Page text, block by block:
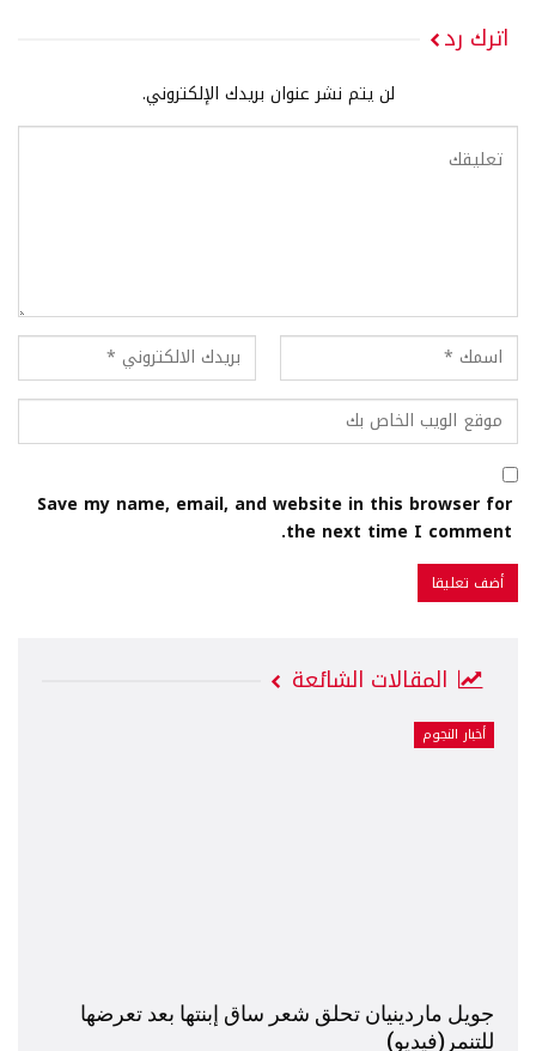
اترك رد
لن يتم نشر عنوان بريدك الإلكتروني.
Save my name, email, and website in this browser for
the next time I comment.
المقالات الشائعة
أخبار النجوم
جويل ماردينيان تحلق شعر ساق إبنتها بعد تعرضها
للتنمر(فيديو)